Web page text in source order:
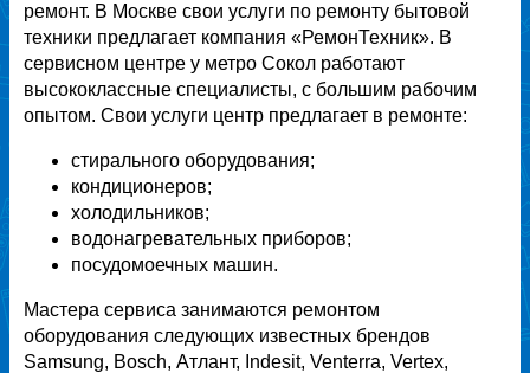
ремонт. В Москве свои услуги по ремонту бытовой
техники предлагает компания «РемонТехник». В
сервисном центре у метро Сокол работают
высококлассные специалисты, с большим рабочим
опытом. Свои услуги центр предлагает в ремонте:
стирального оборудования;
кондиционеров;
холодильников;
водонагревательных приборов;
посудомоечных машин.
Мастера сервиса занимаются ремонтом
оборудования следующих известных брендов
Samsung, Bosch, Атлант, Indesit, Venterra, Vertex,